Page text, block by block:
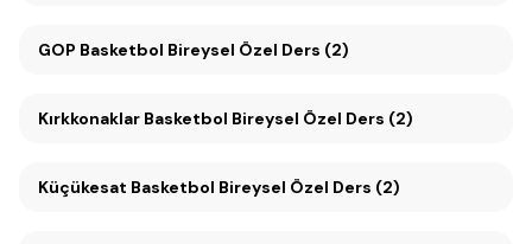
GOP Basketbol Bireysel Özel Ders (2)
Kırkkonaklar Basketbol Bireysel Özel Ders (2)
Küçükesat Basketbol Bireysel Özel Ders (2)